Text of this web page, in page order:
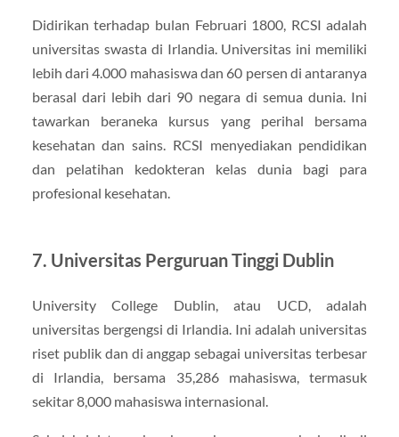
Didirikan terhadap bulan Februari 1800, RCSI adalah
universitas swasta di Irlandia. Universitas ini memiliki
lebih dari 4.000 mahasiswa dan 60 persen di antaranya
berasal dari lebih dari 90 negara di semua dunia. Ini
tawarkan beraneka kursus yang perihal bersama
kesehatan dan sains. RCSI menyediakan pendidikan
dan pelatihan kedokteran kelas dunia bagi para
profesional kesehatan.
7. Universitas Perguruan Tinggi Dublin
University College Dublin, atau UCD, adalah
universitas bergengsi di Irlandia. Ini adalah universitas
riset publik dan di anggap sebagai universitas terbesar
di Irlandia, bersama 35,286 mahasiswa, termasuk
sekitar 8,000 mahasiswa internasional.